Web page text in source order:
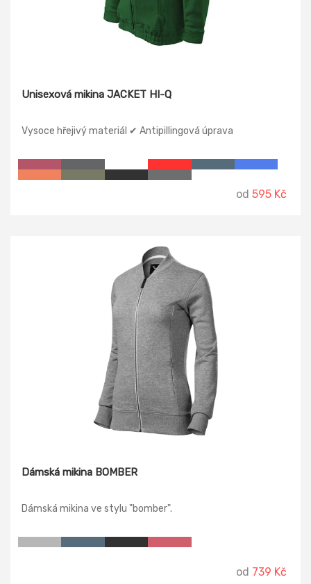
Unisexová mikina JACKET HI-Q
Vysoce hřejivý materiál ✔ Antipillingová úprava
od 595 Kč
Dámská mikina BOMBER
Dámská mikina ve stylu "bomber".
od 739 Kč